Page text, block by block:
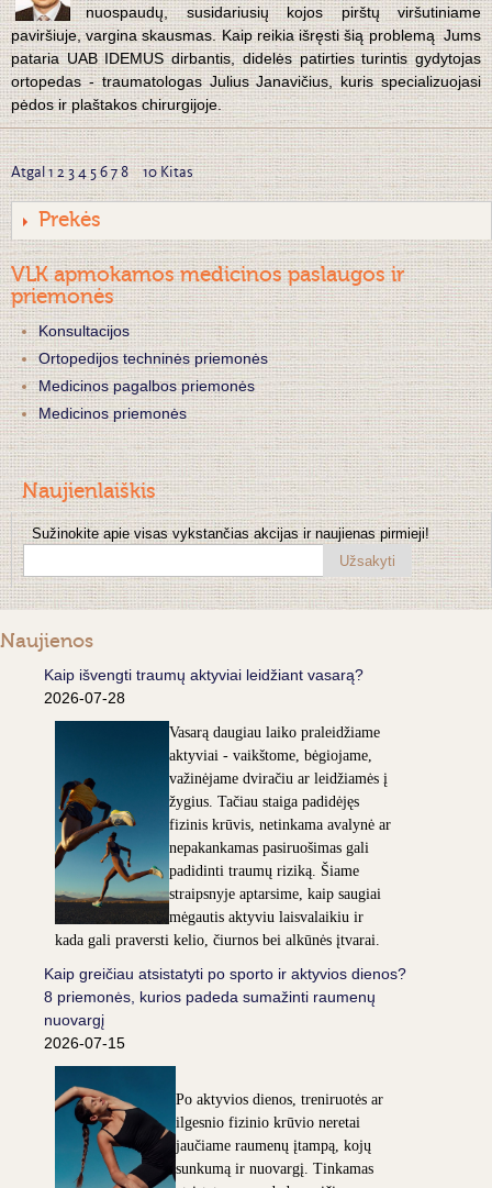
nuospaudų, susidariusių kojos pirštų viršutiniame
paviršiuje, vargina skausmas. Kaip reikia išręsti šią problemą Jums
pataria UAB IDEMUS dirbantis, didelės patirties turintis gydytojas
ortopedas - traumatologas Julius Janavičius, kuris specializuojasi
pėdos ir plaštakos chirurgijoje.
Atgal12345678910Kitas
Prekės
VLK apmokamos medicinos paslaugos ir
priemonės
Konsultacijos
Ortopedijos techninės priemonės
Medicinos pagalbos priemonės
Medicinos priemonės
Naujienlaiškis
Sužinokite apie visas vykstančias akcijas ir naujienas pirmieji!
Užsakyti
Naujienos
Kaip išvengti traumų aktyviai leidžiant vasarą?
2026-07-28
Vasarą daugiau laiko praleidžiame
aktyviai - vaikštome, bėgiojame,
važinėjame dviračiu ar leidžiamės į
žygius. Tačiau staiga padidėjęs
fizinis krūvis, netinkama avalynė ar
nepakankamas pasiruošimas gali
padidinti traumų riziką. Šiame
straipsnyje aptarsime, kaip saugiai
mėgautis aktyviu laisvalaikiu ir
kada gali praversti kelio, čiurnos bei alkūnės įtvarai.
Kaip greičiau atsistatyti po sporto ir aktyvios dienos?
8 priemonės, kurios padeda sumažinti raumenų
nuovargį
2026-07-15
Po aktyvios dienos, treniruotės ar
ilgesnio fizinio krūvio neretai
jaučiame raumenų įtampą, kojų
sunkumą ir nuovargį. Tinkamas